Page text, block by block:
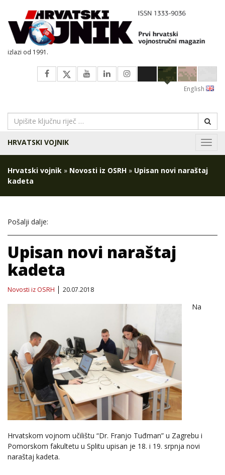
izlazi od 1991.
English
HRVATSKI VOJNIK
Hrvatski vojnik » Novosti iz OSRH » Upisan novi naraštaj
kadeta
Pošalji dalje:
Upisan novi naraštaj
kadeta
Novosti iz OSRH 20.07.2018
Na
Hrvatskom vojnom učilištu “Dr. Franjo Tuđman” u Zagrebu i
Pomorskom fakultetu u Splitu upisan je 18. i 19. srpnja novi
naraštaj kadeta.